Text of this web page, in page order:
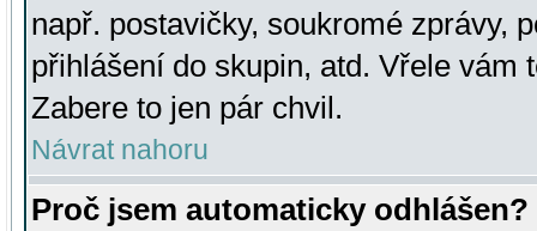
např. postavičky, soukromé zprávy,
přihlášení do skupin, atd. Vřele vám
Zabere to jen pár chvil.
Návrat nahoru
Proč jsem automaticky odhlášen?